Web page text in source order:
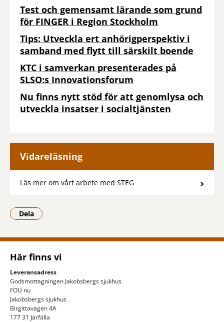
Test och gemensamt lärande som grund
för FINGER i Region Stockholm
Tips: Utveckla ert anhörigperspektiv i
samband med flytt till särskilt boende
KTC i samverkan presenterades på
SLSO:s Innovationsforum
Nu finns nytt stöd för att genomlysa och
utveckla insatser i socialtjänsten
Vidareläsning
Läs mer om vårt arbete med STEG
Dela
- Klicka för att öppna delningsalternativ.
Här finns vi
Leveransadress
Godsmottagningen Jakobsbergs sjukhus
FOU nu
Jakobsbergs sjukhus
Birgittavägen 4A
177 31 Järfälla